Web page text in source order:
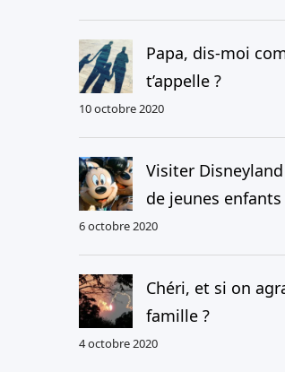
Papa, dis-moi
t’appelle ?
10 octobre 2020
Visiter
de jeunes enfants
6 octobre 2020
Chéri, et si on
famille ?
4 octobre 2020